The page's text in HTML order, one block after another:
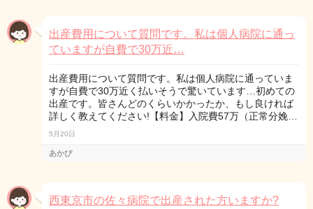
出産費用について質問です。私は個人病院に通っ
ていますが自費で30万近…
出産費用について質問です。私は個人病院に通っていま
すが自費で30万近く払いそうで驚いています…初めての
出産です。皆さんどのくらいかかったか、もし良ければ
詳しく教えてください!【料金】入院費57万（正常分娩…
5月20日
あかぴ
西東京市の佐々病院で出産された方いますか?